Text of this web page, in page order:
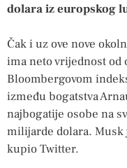
dolara iz europskog
Čak i uz ove nove
ima neto vrijednost od
Bloombergovom
između bogatstva
najbogatije osobe na
milijarde dolara. Musk
kupio Twitter.